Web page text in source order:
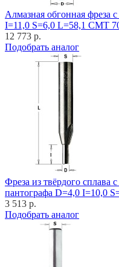
Алмазная обгонная
I=11,0 S=6,0 L=58,1 CMT
12 773 р.
Подобрать аналог
Фреза из твёрдого
пантографа D=4,0 I=10,0
3 513 р.
Подобрать аналог